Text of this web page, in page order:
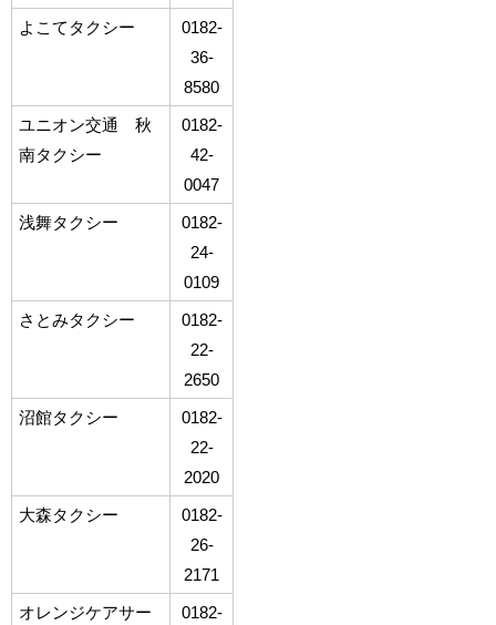
よこてタクシー
0182-
36-
8580
ユニオン交通 秋
南タクシー
0182-
42-
0047
浅舞タクシー
0182-
24-
0109
さとみタクシー
0182-
22-
2650
沼館タクシー
0182-
22-
2020
大森タクシー
0182-
26-
2171
オレンジケアサー
0182-